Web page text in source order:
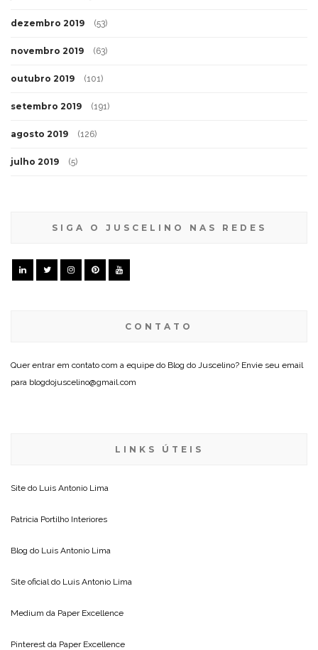
dezembro 2019 (53)
novembro 2019 (63)
outubro 2019 (101)
setembro 2019 (191)
agosto 2019 (126)
julho 2019 (5)
SIGA O JUSCELINO NAS REDES
CONTATO
Quer entrar em contato com a equipe do Blog do Juscelino? Envie seu email
para blogdojuscelino@gmail.com
LINKS ÚTEIS
Site do Luis Antonio Lima
Patricia Portilho Interiores
Blog do Luis Antonio Lima
Site oficial do Luis Antonio Lima
Medium da Paper Excellence
Pinterest da Paper Excellence